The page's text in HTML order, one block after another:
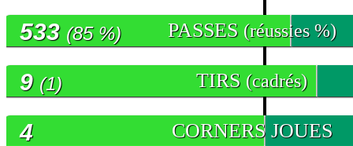
PASSES (réussies %)
533 (85 %)
TIRS (cadrés)
9 (1)
CORNERS JOUES
4